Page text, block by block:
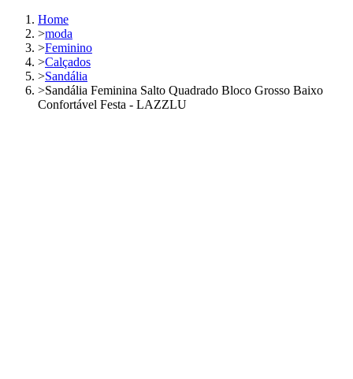
Home
>moda
>Feminino
>Calçados
>Sandália
>Sandália Feminina Salto Quadrado Bloco Grosso Baixo
Confortável Festa - LAZZLU